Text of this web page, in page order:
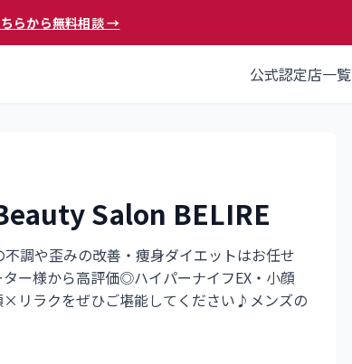
らから無料相談 →
公式認定店一覧
Salon BELIRE
調や歪みの改善・痩身ダイエットはお任せ
ー様から高評価◎ハイパーナイフEX・小顔
リラクをぜひご堪能してください♪メンズの